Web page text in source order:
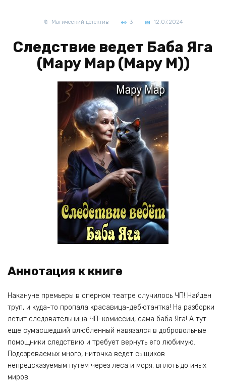
Магический детектив 3 12.07.2024
Следствие ведет Баба Яга
(Мару Мар (Мару М))
Аннотация к книге
Накануне премьеры в оперном театре случилось ЧП! Найден
труп, и куда-то пропала красавица-дебютантка! На разборки
летит следовательница ЧП-комиссии, сама баба Яга! А тут
еще сумасшедший влюбленный навязался в добровольные
помощники следствию и требует вернуть его любимую.
Подозреваемых много, ниточка ведет сыщиков
непредсказуемым путем через леса и моря, вплоть до иных
миров.